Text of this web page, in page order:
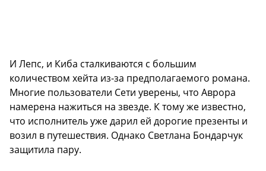
И Лепс, и Киба сталкиваются с большим
количеством хейта из-за предполагаемого романа.
Многие пользователи Сети уверены, что Аврора
намерена нажиться на звезде. К тому же известно,
что исполнитель уже дарил ей дорогие презенты и
возил в путешествия. Однако Светлана Бондарчук
защитила пару.